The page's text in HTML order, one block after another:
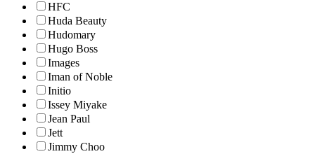
HFC
Huda Beauty
Hudomary
Hugo Boss
Images
Iman of Noble
Initio
Issey Miyake
Jean Paul
Jett
Jimmy Choo